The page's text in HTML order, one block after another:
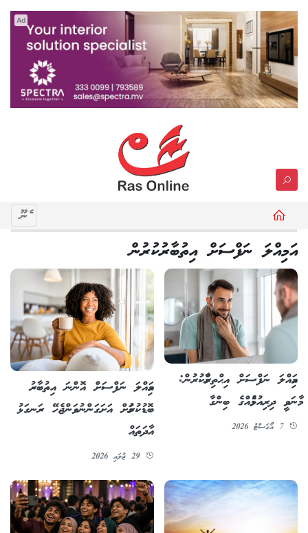
Ad
މެނޫ
އަމިއްލަ ނަފްސަށް އިތުބާރުކުރުން
އަމިއްލަ ނަފްސަށް އިޙްތިރާމްކުރުން:
މާނަވީ ދިރިއުޅުމެއްގެ ބިންގާ
7 އޯގަސްޓު 2026
އަމިއްލަ ނަފްސަށް އޮންނަ އިތުބާރު
ބޮޑުކުރުމަށް އަށަގަންނުވަންޖެހޭ ރަނގަޅު
އާދަތައް
29 ޖުލައި 2026